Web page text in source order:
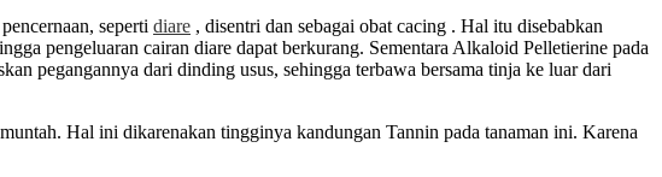
seperti diare , disentri dan sebagai obat cacing . Hal itu disebabkan
pengeluaran cairan diare dapat berkurang. Sementara Alkaloid Pelletierine pada
pegangannya dari dinding usus, sehingga terbawa bersama tinja ke luar dari
Hal ini dikarenakan tingginya kandungan Tannin pada tanaman ini. Karena